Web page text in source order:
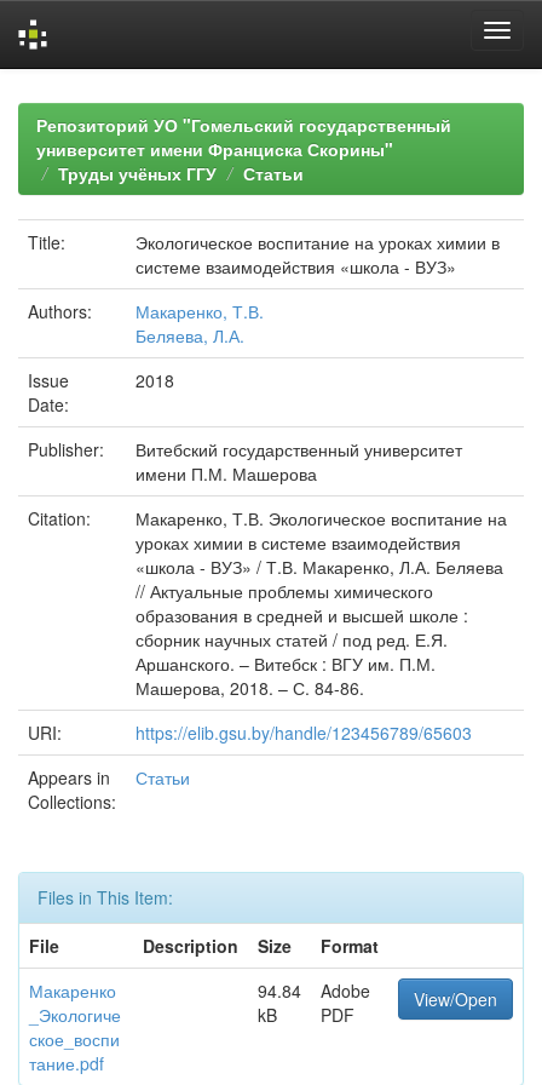
navigationРепозиторий УО "Гомельский государственный
университет имени Франциска Скорины"
Труды учёных ГГУ
Статьи
Title:
Экологическое воспитание на уроках химии в
системе взаимодействия «школа - ВУЗ»
Authors:
Макаренко, Т.В.
Беляева, Л.А.
Issue
Date:
2018
Publisher:
Витебский государственный университет
имени П.М. Машерова
Citation:
Макаренко, Т.В. Экологическое воспитание на
уроках химии в системе взаимодействия
«школа - ВУЗ» / Т.В. Макаренко, Л.А. Беляева
// Актуальные проблемы химического
образования в средней и высшей школе :
сборник научных статей / под ред. Е.Я.
Аршанского. – Витебск : ВГУ им. П.М.
Машерова, 2018. – С. 84-86.
URI:
https://elib.gsu.by/handle/123456789/65603
Appears in
Collections:
Статьи
Files in This Item:
File
Description Size
Format
Макаренко
_Экологиче
ское_воспи
тание.pdf
94.84
kB
Adobe
PDF
View/Open